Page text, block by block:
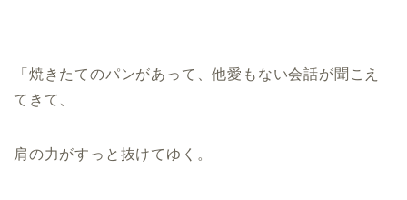
「焼きたてのパンがあって、他愛もない会話が聞こえ
てきて、
肩の力がすっと抜けてゆく。